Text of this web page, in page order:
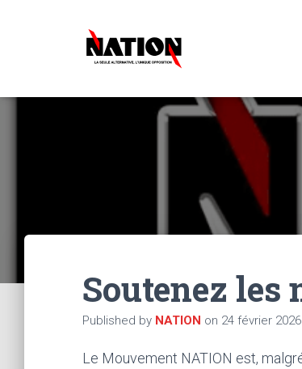
Soutenez les
Published by NATION on 24 février 2026
Le Mouvement NATION est,